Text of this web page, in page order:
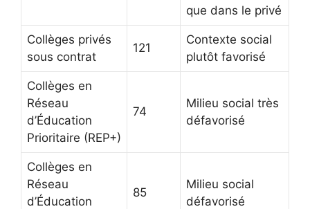
que dans le privé
Collèges privés
sous contrat
121
Contexte social
plutôt favorisé
Collèges en
Réseau
d’Éducation
Prioritaire (REP+)
74
Milieu social très
défavorisé
Collèges en
Réseau
d’Éducation
85
Milieu social
défavorisé